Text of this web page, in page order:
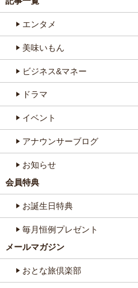
エンタメ
美味いもん
ビジネス&マネー
ドラマ
イベント
アナウンサーブログ
お知らせ
会員特典
お誕生日特典
毎月恒例プレゼント
メールマガジン
おとな旅倶楽部